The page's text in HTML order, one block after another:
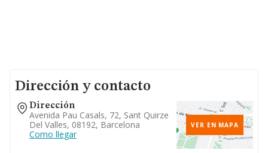
Dirección y contacto
Dirección
Avenida Pau Casals, 72, Sant Quirze
Del Valles, 08192, Barcelona
Como llegar
VER EN MAPA